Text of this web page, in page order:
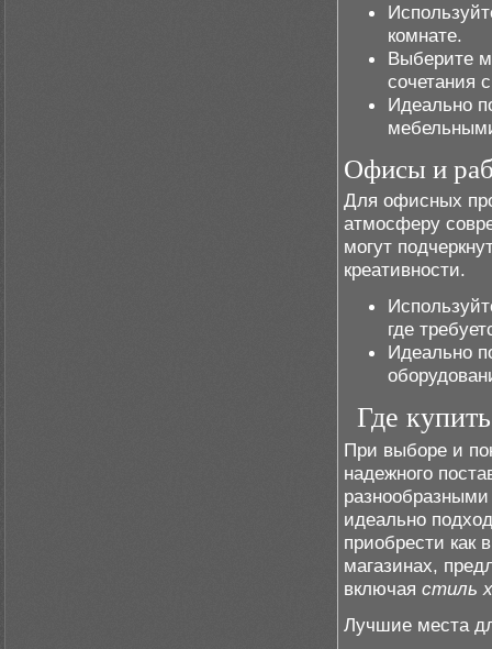
комнате.
Выберите
сочетания
Идеально
Офисы и
Для офисных
атмосферу
могут
креативности.
где
Идеально
Где
При выборе и
надежного
идеально
приобрести как
магазинах,
включая стиль
Лучшие места